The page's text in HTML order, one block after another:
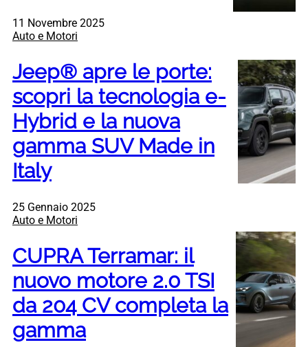
11 Novembre 2025
Auto e Motori
Jeep® apre le porte:
scopri la tecnologia e-
Hybrid e la nuova
gamma SUV Made in
Italy
25 Gennaio 2025
Auto e Motori
CUPRA Terramar: il
nuovo motore 2.0 TSI
da 204 CV completa la
gamma